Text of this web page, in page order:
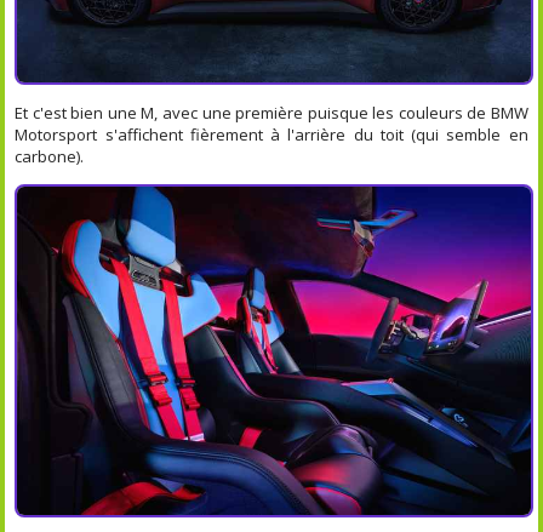
Et c'est bien une M, avec une première puisque les couleurs de BMW
Motorsport s'affichent fièrement à l'arrière du toit (qui semble en
carbone).